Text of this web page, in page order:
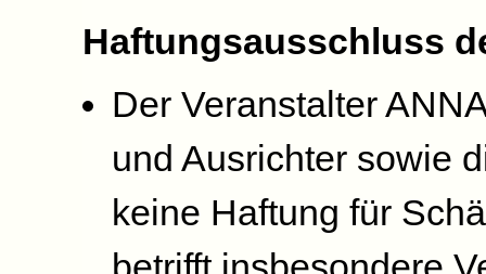
Haftungsausschluss
Der Veranstalter
und Ausrichter sowie
keine Haftung für